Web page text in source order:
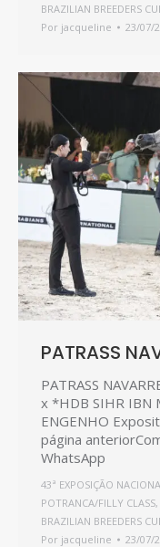
BRAZILIAN BREEDERS
Por jacqueline 23/07/
PATRASS
PATRASS
x *HDB SIHR IBN
ENGENHO
página
WhatsApp
43ª EXPOSIÇÃO
POTRANCA/FILLY CLASS,
BRAZILIAN BREEDERS
Por jacqueline 23/07/